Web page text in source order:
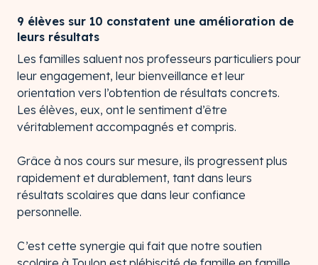
9 élèves sur 10 constatent une amélioration de
leurs résultats
Les familles saluent nos professeurs particuliers pour
leur engagement, leur bienveillance et leur
orientation vers l’obtention de résultats concrets.
Les élèves, eux, ont le sentiment d’être
véritablement accompagnés et compris.
Grâce à nos cours sur mesure, ils progressent plus
rapidement et durablement, tant dans leurs
résultats scolaires que dans leur confiance
personnelle.
C’est cette synergie qui fait que notre soutien